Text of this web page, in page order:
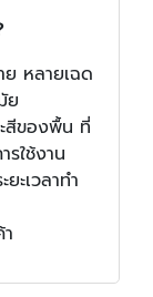
ย หลายเฉด
ย
สีของพื้น ที่
รใช้งาน
ะเวลาทำ